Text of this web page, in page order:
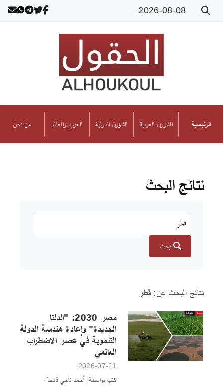
2026-08-08
الرئيسية الشؤون العربية الشؤون الدولية العرب والعالم من نحن
نتائج البحث
بحث
نتائج البحث عن:قطر
مصر 2030: "الدلتا
الجديدة" وإعادة هندسة الدولة
التنموية في عصر الاضطراب
العالمي
2026-07-21
كتب بواسطة: أحمد ناجي قمحة